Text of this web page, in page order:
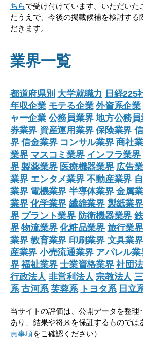
ちらで受け付けています。いただいた
たうえで、今後の掲載候補を検討する
だきます。
業界一覧
都道府県別 大学就職力 日経225
年収企業 モテる企業 外資系企業
ャー企業 公務員業界 地方公務員
券業界 資産運用業界 保険業界
界 信金業界 コンサル業界 商社
業界 マスコミ業界 インフラ業界
界 製薬業界 医療機器業界 広告
業界 エンタメ業界 不動産業界
業界 電機業界 半導体業界 金属
業界 化学業界 繊維業界 製紙業界
界 プラント業界 防衛機器業界
界 物流業界 化粧品業界 旅行業界
業界 教育業界 印刷業界 文具業界
産業界 小売流通業界 アパレル業
界 福祉業界 士業資格業界 社団
行政法人 非営利法人 宗教法人
系 古河系 芙蓉系 トヨタ系 日立
当サイトの評価は、公開データを整理
あり、結果や将来を保証するものでは
責事項をご確認ください）